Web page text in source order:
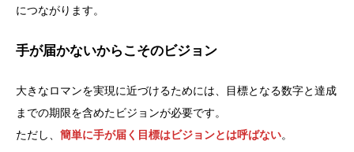
につながります。
手が届かないからこそのビジョン
大きなロマンを実現に近づけるためには、目標となる数字と達成
までの期限を含めたビジョンが必要です。
ただし、 簡単に手が届く目標はビジョンとは呼ばない。